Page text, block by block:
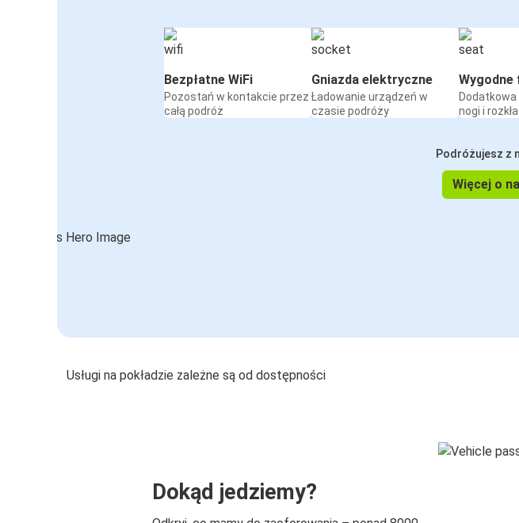
Bezpłatne WiFi
Pozostań w kontakcie przez
całą podróż
Gniazda elektryczne
Ładowanie urządzeń w
czasie podróży
nogi i
Podróżujesz z
Więcej o
Usługi na pokładzie zależne są od dostępności
Dokąd jedziemy?